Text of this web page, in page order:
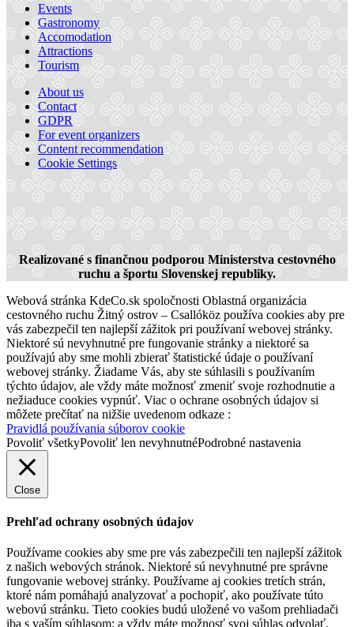
Thermalpark Dunajská Streda
Dunajská Streda, 01
Events
Gastronomy
Accomodation
Attractions
Tourism
About us
Contact
GDPR
For event organizers
Content recommendation
Cookie Settings
Realizované s finančnou podporou Ministerstva cestovného
ruchu a športu Slovenskej republiky.
Webová stránka KdeCo.sk spoločnosti Oblastná organizácia
cestovného ruchu Žitný ostrov – Csallóköz používa cookies aby pre
vás zabezpečil ten najlepší zážitok pri používaní webovej stránky.
Niektoré sú nevyhnutné pre fungovanie stránky a niektoré sa
používajú aby sme mohli zbierať štatistické údaje o používaní
webovej stránky. Žiadame Vás, aby ste súhlasili s používaním
týchto údajov, ale vždy máte možnosť zmeniť svoje rozhodnutie a
nežiaduce cookies vypnúť. Viac o ochrane osobných údajov si
môžete prečítať na nižšie uvedenom odkaze :
Pravidlá používania súborov cookie
Povoliť všetkyPovoliť len nevyhnutnéPodrobné nastavenia
Close
Prehľad ochrany osobných údajov
Používame cookies aby sme pre vás zabezpečili ten najlepší zážitok
z našich webových stránok. Niektoré sú nevyhnutné pre správne
fungovanie webovej stránky. Používame aj cookies tretích strán,
ktoré nám pomáhajú analyzovať a pochopiť, ako používate túto
webovú stránku. Tieto cookies budú uložené vo vašom prehliadači
iba s vaším súhlasom; a vždy máte možnosť svoj súhlas odvolať.